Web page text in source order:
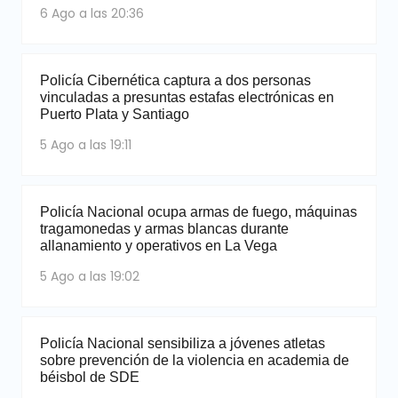
6 Ago a las 20:36
Policía Cibernética captura a dos personas
vinculadas a presuntas estafas electrónicas en
Puerto Plata y Santiago
5 Ago a las 19:11
Policía Nacional ocupa armas de fuego, máquinas
tragamonedas y armas blancas durante
allanamiento y operativos en La Vega
5 Ago a las 19:02
Policía Nacional sensibiliza a jóvenes atletas
sobre prevención de la violencia en academia de
béisbol de SDE